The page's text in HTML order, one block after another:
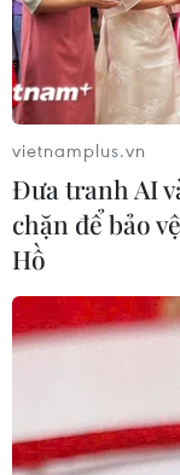
vietnamplus.vn
Đưa tranh AI
chặn để bảo
Hồ